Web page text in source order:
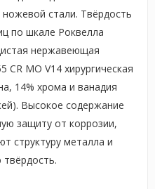
стали. Твёрдость
по шкале Роквелла
нержавеющая
CR MO V14 хирургическая
14% хрома и ванадия
Высокое содержание
защиту от коррозии,
структуру металла и